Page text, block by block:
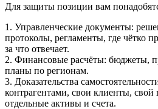
Для защиты позиции вам
1. Управленческие документы:
протоколы, регламенты, где чётко
за что отвечает.
2. Финансовые расчёты: бюджеты,
планы по регионам.
3. Доказательства
контрагентами, свои клиенты, свой
отдельные активы и счета.